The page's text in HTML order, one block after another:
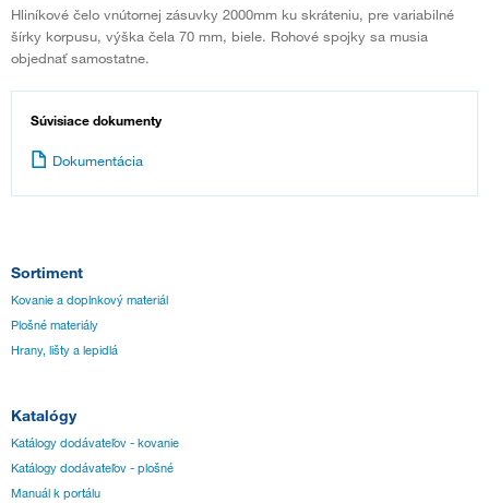
Hliníkové čelo vnútornej zásuvky 2000mm ku skráteniu, pre variabilné
šírky korpusu, výška čela 70 mm, biele. Rohové spojky sa musia
objednať samostatne.
Súvisiace dokumenty
Dokumentácia
Sortiment
Kovanie a doplnkový materiál
Plošné materiály
Hrany, lišty a lepidlá
Katalógy
Katálogy dodávateľov - kovanie
Katálogy dodávateľov - plošné
Manuál k portálu